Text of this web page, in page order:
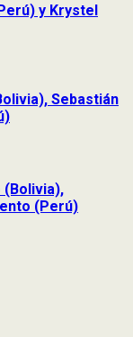
y Krystel
Sebastián
(Bolivia),
(Perú)